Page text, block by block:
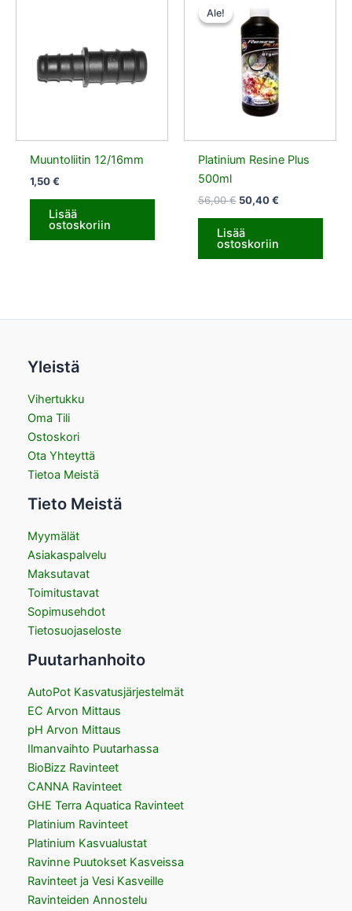
Muuntoliitin 12/16mm
1,50€
Lisää
ostoskoriin
Ale!
Ale!
Platinium Resine Plus
500ml
56,00€
hinta
oli:
56,00 €.
50,40€
50,40 €.
Lisää
ostoskoriin
Yleistä
Vihertukku
Oma Tili
Ostoskori
Ota Yhteyttä
Tietoa Meistä
Tieto Meistä
Myymälät
Asiakaspalvelu
Maksutavat
Toimitustavat
Sopimusehdot
Tietosuojaseloste
Puutarhanhoito
AutoPot Kasvatusjärjestelmät
EC Arvon Mittaus
pH Arvon Mittaus
Ilmanvaihto Puutarhassa
BioBizz Ravinteet
CANNA Ravinteet
GHE Terra Aquatica Ravinteet
Platinium Ravinteet
Platinium Kasvualustat
Ravinne Puutokset Kasveissa
Ravinteet ja Vesi Kasveille
Ravinteiden Annostelu